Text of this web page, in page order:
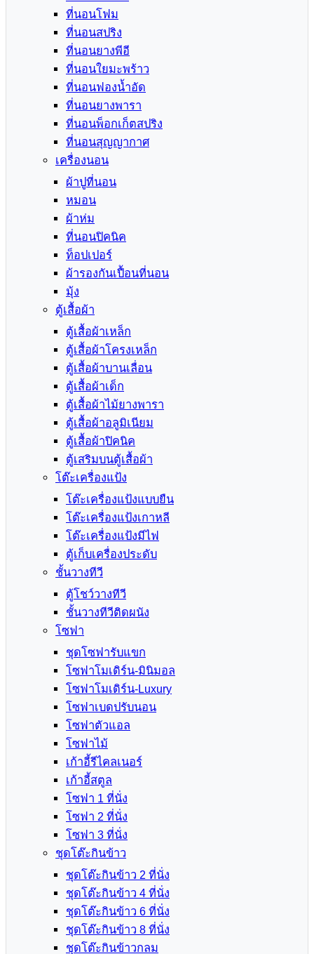
ที่นอนโฟม
ที่นอนสปริง
ที่นอนยางพีอี
ที่นอนใยมะพร้าว
ที่นอนฟองน้ำอัด
ที่นอนยางพารา
ที่นอนพ็อกเก็ตสปริง
ที่นอนสุญญากาศ
เครื่องนอน
ผ้าปูที่นอน
หมอน
ผ้าห่ม
ที่นอนปิคนิค
ท็อปเปอร์
ผ้ารองกันเปื้อนที่นอน
มุ้ง
ตู้เสื้อผ้า
ตู้เสื้อผ้าเหล็ก
ตู้เสื้อผ้าโครงเหล็ก
ตู้เสื้อผ้าบานเลื่อน
ตู้เสื้อผ้าเด็ก
ตู้เสื้อผ้าไม้ยางพารา
ตู้เสื้อผ้าอลูมิเนียม
ตู้เสื้อผ้าปิคนิค
ตู้เสริมบนตู้เสื้อผ้า
โต๊ะเครื่องแป้ง
โต๊ะเครื่องแป้งแบบยืน
โต๊ะเครื่องแป้งเกาหลี
โต๊ะเครื่องแป้งมีไฟ
ตู้เก็บเครื่องประดับ
ชั้นวางทีวี
ตู้โชว์วางทีวี
ชั้นวางทีวีติดผนัง
โซฟา
ชุดโซฟารับแขก
โซฟาโมเดิร์น-มินิมอล
โซฟาโมเดิร์น-Luxury
โซฟาเบดปรับนอน
โซฟาตัวแอล
โซฟาไม้
เก้าอี้รีไคลเนอร์
เก้าอี้สตูล
โซฟา 1 ที่นั่ง
โซฟา 2 ที่นั่ง
โซฟา 3 ที่นั่ง
ชุดโต๊ะกินข้าว
ชุดโต๊ะกินข้าว 2 ที่นั่ง
ชุดโต๊ะกินข้าว 4 ที่นั่ง
ชุดโต๊ะกินข้าว 6 ที่นั่ง
ชุดโต๊ะกินข้าว 8 ที่นั่ง
ชุดโต๊ะกินข้าวกลม